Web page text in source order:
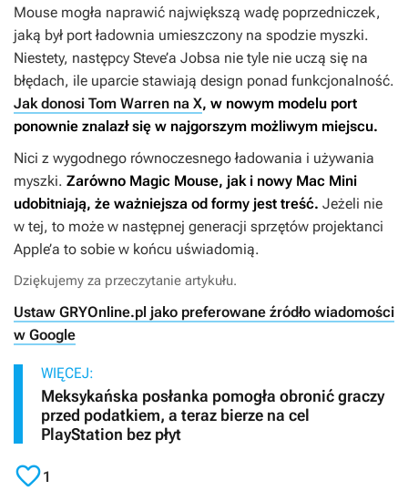
Mouse mogła naprawić największą wadę poprzedniczek,
jaką był port ładownia umieszczony na spodzie myszki.
Niestety, następcy Steve’a Jobsa nie tyle nie uczą się na
błędach, ile uparcie stawiają design ponad funkcjonalność.
Jak donosi Tom Warren na X, w nowym modelu port
ponownie znalazł się w najgorszym możliwym miejscu.
Nici z wygodnego równoczesnego ładowania i używania
myszki. Zarówno Magic Mouse, jak i nowy Mac Mini
udobitniają, że ważniejsza od formy jest treść. Jeżeli nie
w tej, to może w następnej generacji sprzętów projektanci
Apple’a to sobie w końcu uświadomią.
Dziękujemy za przeczytanie artykułu.
Ustaw GRYOnline.pl jako preferowane źródło wiadomości
w Google
WIĘCEJ:
Meksykańska posłanka pomogła obronić graczy
przed podatkiem, a teraz bierze na cel
PlayStation bez płyt
1